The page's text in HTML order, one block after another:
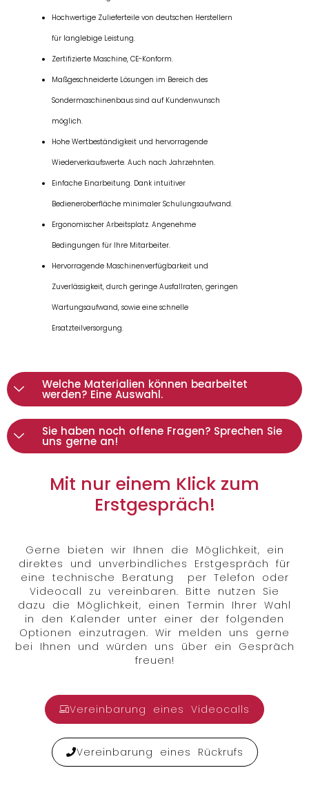
Hochwertige Zulieferteile von deutschen Herstellern
für langlebige Leistung.
Zertifizierte Maschine, CE-Konform.
Maßgeschneiderte Lösungen im Bereich des
Sondermaschinenbaus sind auf Kundenwunsch
möglich.
Hohe Wertbeständigkeit und hervorragende
Wiederverkaufswerte. Auch nach Jahrzehnten.
Einfache Einarbeitung. Dank intuitiver
Bedieneroberfläche minimaler Schulungsaufwand.
Ergonomischer Arbeitsplatz. Angenehme
Bedingungen für Ihre Mitarbeiter.
Hervorragende Maschinenverfügbarkeit und
Zuverlässigkeit, durch geringe Ausfallraten, geringen
Wartungsaufwand, sowie eine schnelle
Ersatzteilversorgung.
Welche Materialien können bearbeitet
werden? Eine Auswahl.
Sie haben noch offene Fragen? Sprechen Sie
uns gerne an!
Mit nur einem Klick zum
Erstgespräch!
Gerne bieten wir Ihnen die Möglichkeit, ein
direktes und unverbindliches Erstgespräch für
eine technische Beratung per Telefon oder
Videocall zu vereinbaren. Bitte nutzen Sie
dazu die Möglichkeit, einen Termin Ihrer Wahl
in den Kalender unter einer der folgenden
Optionen einzutragen. Wir melden uns gerne
bei Ihnen und würden uns über ein Gespräch
freuen!
Vereinbarung eines Videocalls
Vereinbarung eines Rückrufs